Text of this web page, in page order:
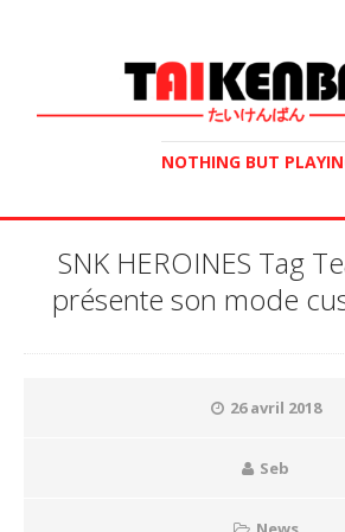
NOTHING BUT
SNK HEROINES Tag
présente son mode
26 avril 2018
Seb